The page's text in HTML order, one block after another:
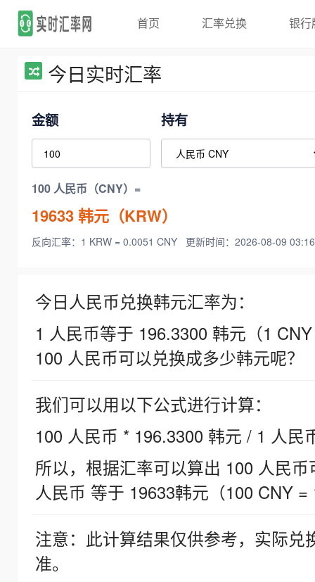
首页 汇率兑换 银行
今日实时汇率
金额 持有
100 人民币（CNY）=
19633韩元（KRW）
反向汇率：1 KRW = 0.0051 CNY 更新时间：2026-08-09
今日人民币兑换韩元汇率为：
1 人民币等于 196.3300 韩元（1
100 人民币可以兑换成多少韩元呢？
我们可以用以下公式进行计算：
100 人民币 * 196.3300 韩元 / 1 人民
所以，根据汇率可以算出 100 人民
人民币 等于 19633韩元（100 CNY =
注意：此计算结果仅供参考，实际
准。